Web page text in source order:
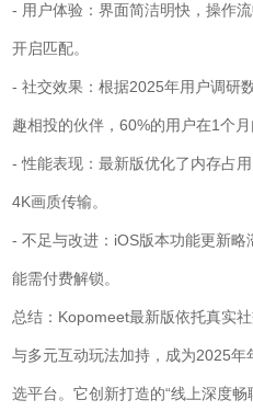
- 用户体验：界面简洁明快，操作
开启匹配。
- 社交效果：根据2025年用户调研
趣相投的伙伴，60%的用户在1个月
- 性能表现：最新版优化了内存占
4K画质传输。
- 不足与改进：iOS版本功能更新
能需付费解锁。
总结：Kopomeet最新版依托真实
与多元互动玩法加持，成为2025
选平台。它创新打造的“线上深度